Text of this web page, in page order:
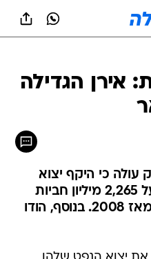
אירן הגדילה
עולה כי היקף יצוא
הנפט מאירן עמד בינואר על 2,265 מיליון חביות
ביום - הנתון הגבוה ביותר מאז 2008. בנוסף, הודו